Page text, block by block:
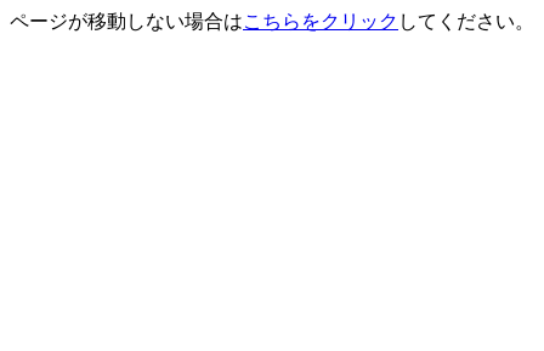
ページが移動しない場合はこちらをクリック してください。